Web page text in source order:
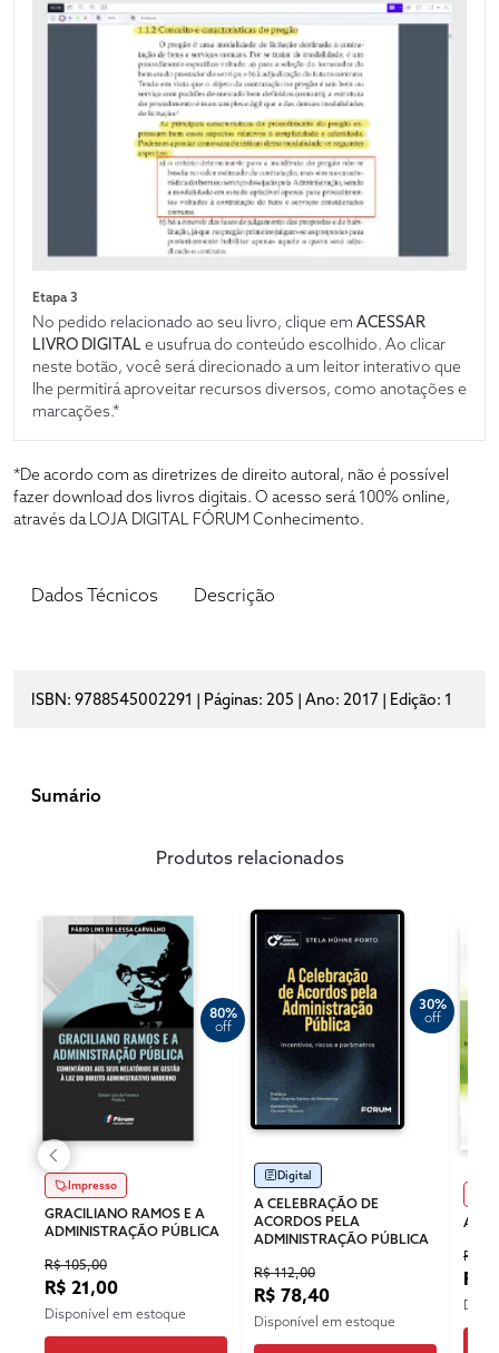
Etapa 3
No pedido relacionado ao seu livro, clique em ACESSAR
LIVRO DIGITALe usufrua do conteúdo escolhido. Ao clicar
neste botão, você será direcionado a um leitor interativo que
lhe permitirá aproveitar recursos diversos, como anotações e
marcações.*
*De acordo com as diretrizes de direito autoral, não é possível
fazer download dos livros digitais. O acesso será 100% online,
através da LOJA DIGITAL FÓRUM Conhecimento.
Dados Técnicos Descrição
ISBN: 9788545002291 | Páginas: 205 | Ano: 2017 | Edição: 1
Sumário
Produtos relacionados
80%
off
Impresso
GRACILIANO RAMOS E A
ADMINISTRAÇÃO PÚBLICA
R$ 105,00
R$ 21,00
Disponível em estoque
30%
off
Digital
A CELEBRAÇÃO DE
ACORDOS PELA
ADMINISTRAÇÃO PÚBLICA
R$ 112,00
R$ 78,40
Disponível em estoque
R$
R$